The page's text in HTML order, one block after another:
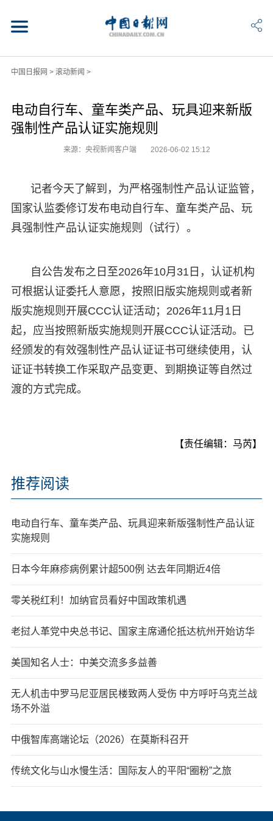
中国日报网 > 滚动新闻 >
电动自行车、童车类产品、玩具迎来新版
强制性产品认证实施规则
来源：央视新闻客户端 2026-06-02 15:12
记者今天了解到，为严格强制性产品认证监管，
国家认监委修订发布电动自行车、童车类产品、玩
具强制性产品认证实施规则（试行）。
自公告发布之日至2026年10月31日，认证机构
可根据认证委托人意愿，按照旧版实施规则或者新
版实施规则开展CCC认证活动；2026年11月1日
起，应当按照新版实施规则开展CCC认证活动。已
经颁发的有效强制性产品认证证书可继续使用，认
证证书转换工作采取产品变更、到期换证等自然过
渡的方式完成。
【责任编辑：马芮】
推荐阅读
电动自行车、童车类产品、玩具迎来新版强制性产品认证
实施规则
日本今年麻疹病例累计超500例 达去年同期近4倍
零关税红利！加纳官员看好中国政策机遇
老挝人革党中央总书记、国家主席通伦抵达杭州开始访华
美国知名人士：中美交流多多益善
无人机击中罗马尼亚居民楼致两人受伤 中方呼吁乌克兰战
场不外溢
中俄智库高端论坛（2026）在莫斯科召开
传统文化与山水慢生活：国际友人的平阳“圈粉”之旅